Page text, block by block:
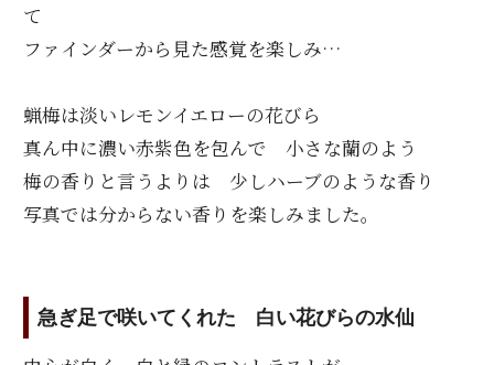
て
ファインダーから見た感覚を楽しみ…
蝋梅は淡いレモンイエローの花びら
真ん中に濃い赤紫色を包んで 小さな蘭のよう
梅の香りと言うよりは 少しハーブのような香り
写真では分からない香りを楽しみました。
急ぎ足で咲いてくれた 白い花びらの水仙